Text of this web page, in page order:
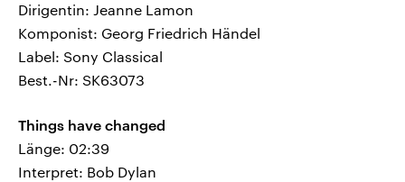
Dirigentin: Jeanne Lamon
Komponist: Georg Friedrich Händel
Label: Sony Classical
Best.-Nr: SK63073
Things have changed
Länge: 02:39
Interpret: Bob Dylan